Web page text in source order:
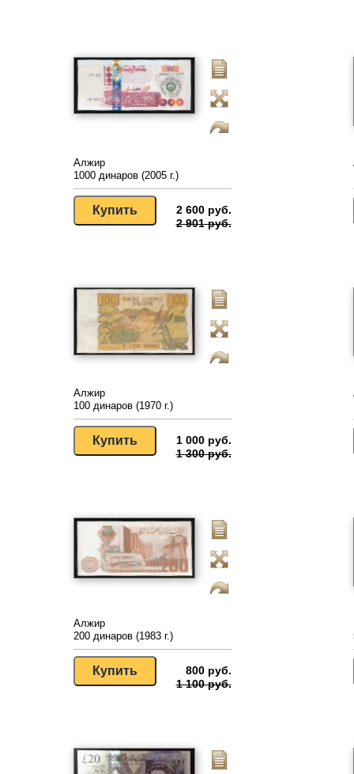
Алжир
1000 динаров (2005 г.)
2 600 руб.
2 901 руб.
Алжир
100 динаров (1970 г.)
1 000 руб.
1 300 руб.
Алжир
200 динаров (1983 г.)
800 руб.
1 100 руб.